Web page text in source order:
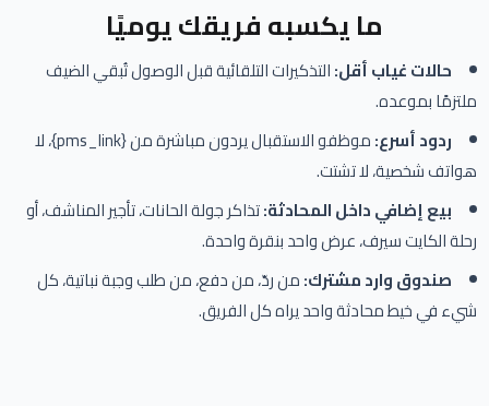
ما يكسبه فريقك يوميًا
حالات غياب أقل:التذكيرات التلقائية قبل الوصول تُبقي الضيف
ملتزمًا بموعده.
ردود أسرع:موظفو الاستقبال يردون مباشرة من{pms_link}
، لا
هواتف شخصية، لا تشتت.
بيع إضافي داخل المحادثة:تذاكر جولة الحانات، تأجير المناشف، أو
رحلة الكايت سيرف، عرض واحد بنقرة واحدة.
صندوق وارد مشترك:من ردّ، من دفع، من طلب وجبة نباتية، كل
شيء في خيط محادثة واحد يراه كل الفريق.